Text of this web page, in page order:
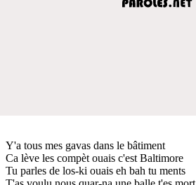
Y'a tous mes gavas dans le bâtiment
Ca lève les compèt ouais c'est Baltimore
Tu parles de los-ki ouais eh bah tu ments